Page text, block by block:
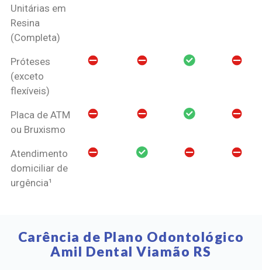
Unitárias em
Resina
(Completa)
Próteses
(exceto
flexíveis)
Placa de ATM
ou Bruxismo
Atendimento
domiciliar de
urgência¹
Carência de Plano Odontológico
Amil Dental Viamão RS